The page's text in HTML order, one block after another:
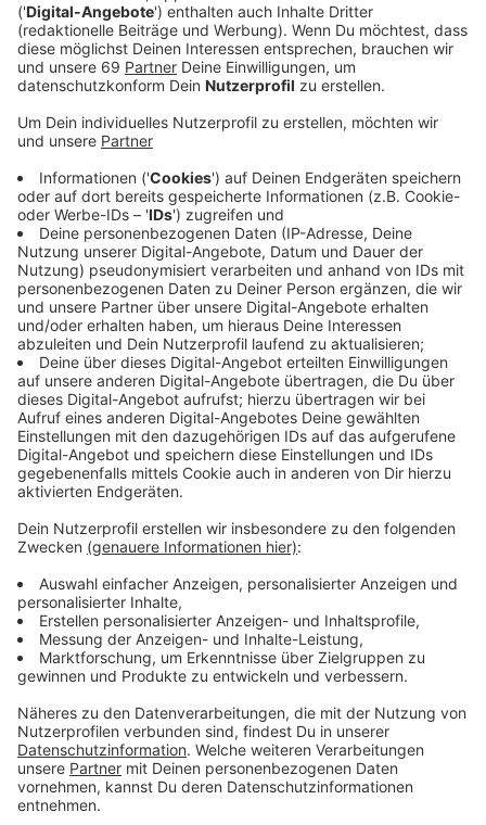
„Es tut uns sehr leid, dass wir die Kunden
enttäuscht und geschockt haben. Bei der
Erstellung der Abschlagspläne ist ein
menschlicher Fehler passiert, der uns selbst
ärgert und für den wir vielmals um
Entschuldigung bitten. Wir setzen alles daran,
uns das verlorene Vertrauen wieder zu verdienen.
Wir arbeiten den Vorfall intern intensiv auf und
nehmen ihn zum Anlass, um weitere
Plausibilitätsprüfungen in den Systemen zu
installieren.“
Erschwerend komme hinzu, dass die Integration der
Westfälischen Fernwärme in die IT-Systeme mit der
Abwicklung der Preisbremsen zusammenfällt. „Dies
bringt die IT-Systeme und die Mitarbeitenden an den
Rand der Belastungsgrenze und führt auch dazu, dass
menschliche Fehler passieren“, so Jurczyk. Die
Infoveranstaltung Anfang November ein, um offene
Fragen zu beantworten und konkrete Hilfestellung zu
geben.
Haushalte unterschiedlich betroffen
Anzeige